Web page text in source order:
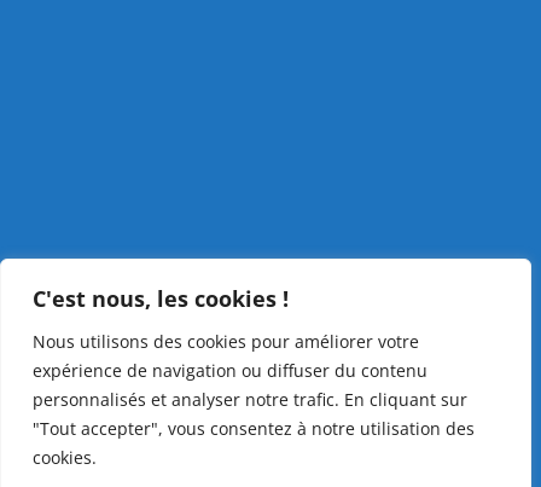
C'est nous, les cookies !
Nous utilisons des cookies pour améliorer votre
expérience de navigation ou diffuser du contenu
personnalisés et analyser notre trafic. En cliquant sur
"Tout accepter", vous consentez à notre utilisation des
cookies.